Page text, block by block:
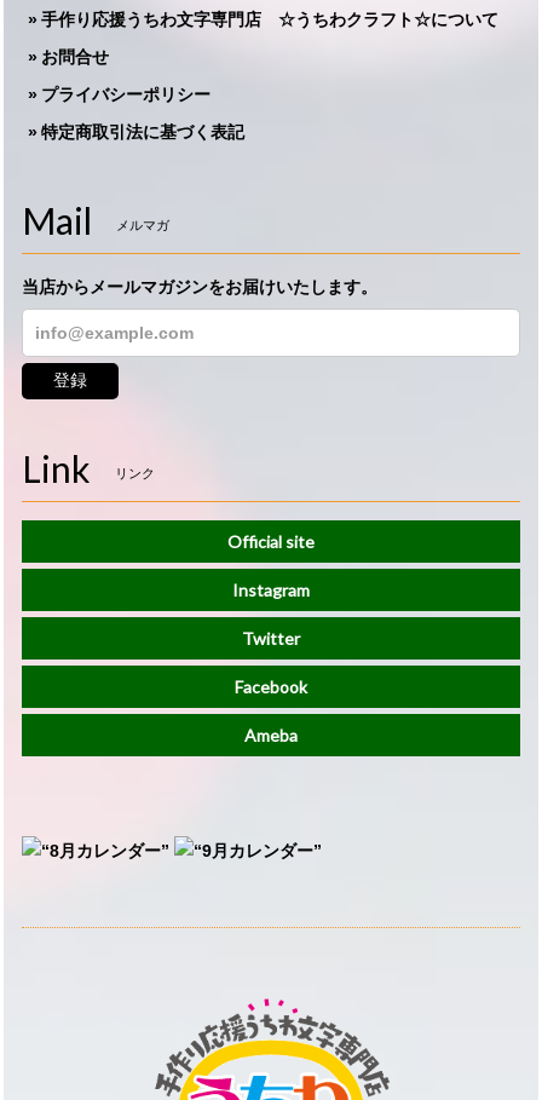
手作り応援うちわ文字専門店 ☆うちわクラフト☆について
お問合せ
プライバシーポリシー
特定商取引法に基づく表記
Mail メルマガ
当店からメールマガジンをお届けいたします。
登録
Link リンク
Official site
Instagram
Twitter
Facebook
Ameba